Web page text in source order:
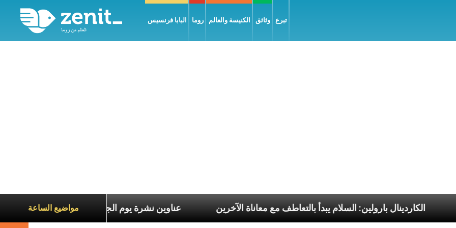
البابا فرنسيس روما الكنيسة والعالم وثائق تبرع
مواضيع الساعةعناوين نشرة يوم الجمعة 7 آب 2026: السلام يُبنى بصبر يومًا بعد يوم الكاردينال بارولين: السلام يبدأ بالتعاطف مع معاناة الآخرين